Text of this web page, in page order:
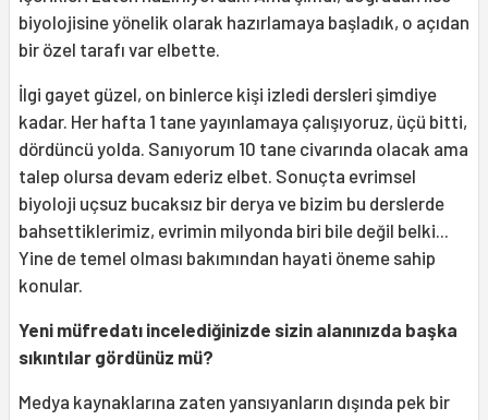
biyolojisine yönelik olarak hazırlamaya başladık, o açıdan
bir özel tarafı var elbette.
İlgi gayet güzel, on binlerce kişi izledi dersleri şimdiye
kadar. Her hafta 1 tane yayınlamaya çalışıyoruz, üçü bitti,
dördüncü yolda. Sanıyorum 10 tane civarında olacak ama
talep olursa devam ederiz elbet. Sonuçta evrimsel
biyoloji uçsuz bucaksız bir derya ve bizim bu derslerde
bahsettiklerimiz, evrimin milyonda biri bile değil belki...
Yine de temel olması bakımından hayati öneme sahip
konular.
Yeni müfredatı incelediğinizde sizin alanınızda başka
sıkıntılar gördünüz mü?
Medya kaynaklarına zaten yansıyanların dışında pek bir